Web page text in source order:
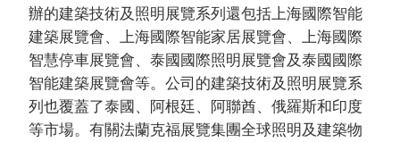
辦的建築技術及照明展覽系列還包括上海國際智能
建築展覽會、上海國際智能家居展覽會、上海國際
智慧停車展覽會、泰國國際照明展覽會及泰國國際
智能建築展覽會等。公司的建築技術及照明展覽系
列也覆蓋了泰國、阿根廷、阿聯酋、俄羅斯和印度
等市場。有關法蘭克福展覽集團全球照明及建築物